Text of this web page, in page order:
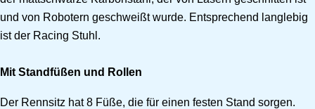
und von Robotern geschweißt wurde. Entsprechend langlebig
ist der Racing Stuhl.
Mit Standfüßen und Rollen
Der Rennsitz hat 8 Füße, die für einen festen Stand sorgen.